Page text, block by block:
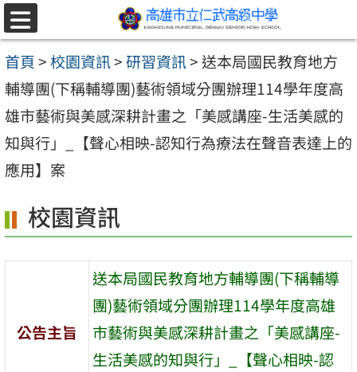
跳至主要內容區
選
單
首頁>校園資訊>研習資訊>送本局國民教育地方
輔導團(下稱輔導團)藝術領域分團辦理114學年度高
雄市藝術與美感深耕計畫之「美感講座-生活美感的
知與行」_【聲心相映-認知行為療法在聲音表達上的
應用】案
校園資訊
公告主旨
送本局國民教育地方輔導團(下稱輔導
團)藝術領域分團辦理114學年度高雄
市藝術與美感深耕計畫之「美感講座-
生活美感的知與行」_【聲心相映-認